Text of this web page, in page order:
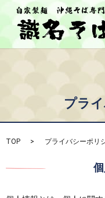
プラ
TOP プライバシーポリ